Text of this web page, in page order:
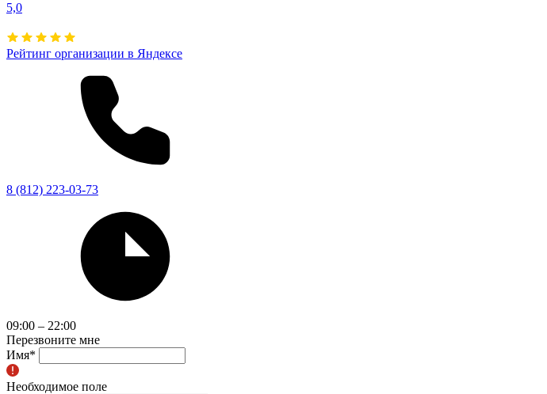
5,0
Рейтинг организации в Яндексе
8 (812) 223-03-73
09:00 – 22:00
Перезвоните мне
Имя*
Необходимое поле